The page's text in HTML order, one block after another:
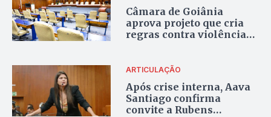
Câmara de Goiânia
aprova projeto que cria
regras contra violência
ARTICULAÇÃO
Após crise interna, Aava
Santiago confirma
convite a Rubens